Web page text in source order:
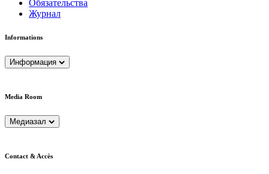
Обязательства
Журнал
Informations
Информация
Media Room
Медиазал
Contact & Accès